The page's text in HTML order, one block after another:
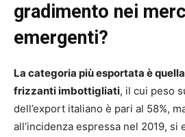
gradimento nei
emergenti?
La categoria più esportata è
frizzanti imbottigliati, il cui peso
dell’export italiano è pari al 58%,
all’incidenza espressa nel 2019, si